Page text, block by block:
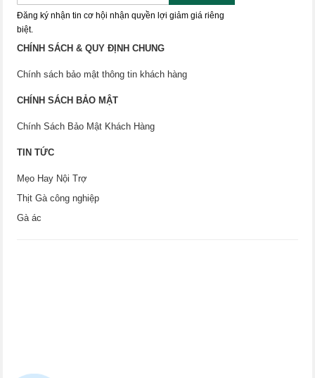
Đăng ký nhận tin cơ hội nhận quyền lợi giảm giá riêng
biệt.
CHÍNH SÁCH & QUY ĐỊNH CHUNG
Chính sách bảo mật thông tin khách hàng
CHÍNH SÁCH BẢO MẬT
Chính Sách Bảo Mật Khách Hàng
TIN TỨC
Mẹo Hay Nội Trợ
Thịt Gà công nghiệp
Gà ác